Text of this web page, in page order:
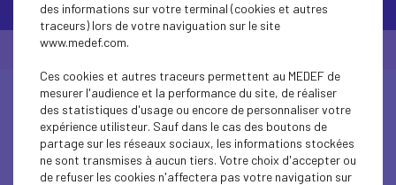
© Medef Paris 2026 -
des informations sur votre terminal (cookies et autres
traceurs) lors de votre naviguation sur le site
www.medef.com.
Ces cookies et autres traceurs permettent au MEDEF de
mesurer l'audience et la performance du site, de réaliser
des statistiques d'usage ou encore de personnaliser votre
expérience utilisteur. Sauf dans le cas des boutons de
partage sur les réseaux sociaux, les informations stockées
ne sont transmises à aucun tiers. Votre choix d'accepter ou
de refuser les cookies n'affectera pas votre navigation sur